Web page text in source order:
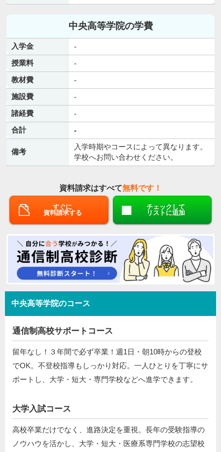
中央高等学院の学費
入学金
-
授業料
-
教材費
-
施設費
-
諸経費
-
合計
-
備考
入学時期やコースによって異なります。
学校へお問い合わせください。
資料請求はすべて無料です！
すぐに
資料請求する
チェックして
リストに追加
中央高等学院のコース
通信制高校サポートコース
留年なし！３年間で必ず卒業！週1日・朝10時からの登校
でOK。不登校指導もしっかり対応。一人ひとりを丁寧にサ
ポートし、大学・短大・専門学校などへ進学できます。
大学入試コース
高校卒業だけでなく、進路決定を重視。長年の受験指導の
ノウハウを活かし、大学・短大・医療系専門学校の志望校